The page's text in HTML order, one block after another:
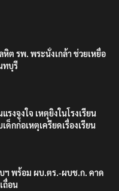
หิต รพ. พระนั่งเกล้า ช่วยเหยื่อ
ทบุรี
รงจูงใจ เหตุยิงในโรงเรียน
กก่อเหตุเครียดเรื่องเรียน
ฯ พร้อม ผบ.ตร.-ผบช.ก. คาด
ถื่อน